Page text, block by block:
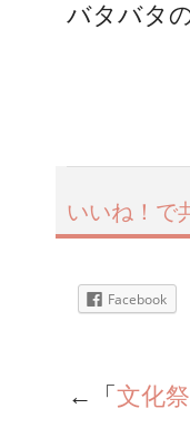
バタバタ
いいね！で
Facebook
←「 文化